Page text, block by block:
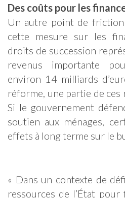
Des coûts pour les
Un autre point de friction
cette mesure sur les
droits de succession
revenus importante
environ 14 milliards
réforme, une partie de ces
Si le gouvernement
soutien aux ménages,
effets à long terme sur le
« Dans un contexte de
ressources de l’État